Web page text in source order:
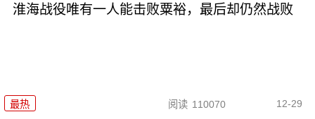
淮海战役唯有一人能击败粟裕，最后却仍然战败
最热 阅读 110070 12-29